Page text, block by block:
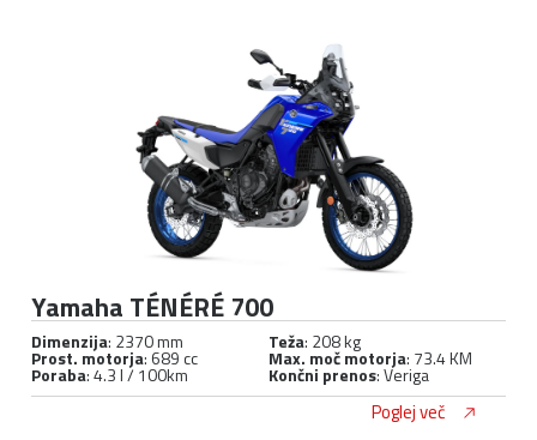
Yamaha TÉNÉRÉ 700
Dimenzija: 2370 mm Teža: 208 kg
Prost. motorja: 689 cc Max. moč motorja: 73.4 KM
Poraba: 4.3 l / 100km Končni prenos: Veriga
Poglej več